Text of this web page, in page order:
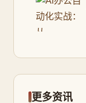
更多资讯